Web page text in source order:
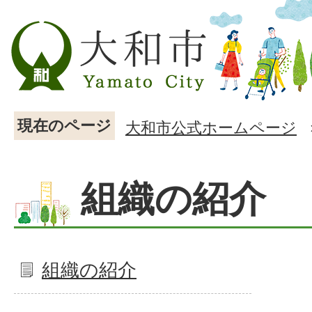
現在のページ 大和市公式ホームページ
組織の紹介
組織の紹介